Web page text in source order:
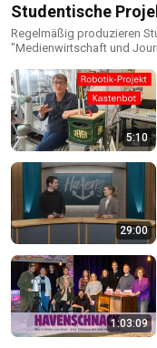
Studentische
Regelmäßig produzieren
"Medienwirtschaft und
5:10
29:00
1:03:09